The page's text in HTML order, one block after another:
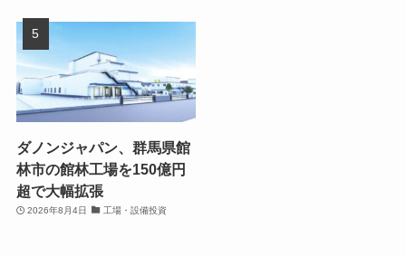
ダノンジャパン、群馬県館
林市の館林工場を150億円
超で大幅拡張
2026年8月4日 工場・設備投資